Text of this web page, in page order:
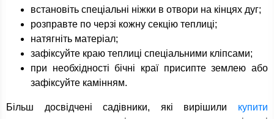
встановіть спеціальні ніжки в отвори на кінцях дуг;
розправте по черзі кожну секцію теплиці;
натягніть матеріал;
зафіксуйте краю теплиці спеціальними кліпсами;
при необхідності бічні краї присипте землею або
зафіксуйте камінням.
Більш досвідчені садівники, які вирішили купити